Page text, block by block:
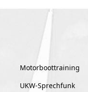
Motorboottraining
UKW-Sprechfunk